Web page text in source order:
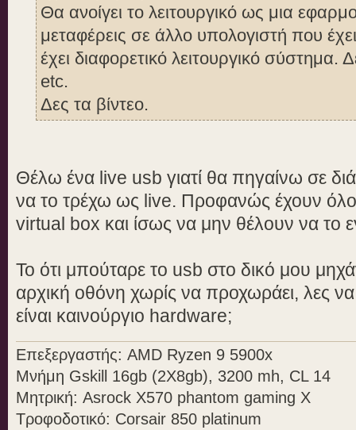
Θα ανοίγει το λειτουργικό ως μια
μεταφέρεις σε άλλο υπολογιστή που
έχει διαφορετικό λειτουργικό σύστημα.
etc.
Δες τα βίντεο.
Θέλω ένα live usb γιατί θα πηγαίνω σε
να το τρέχω ως live. Προφανώς έχουν
virtual box και ίσως να μην θέλουν να το
Το ότι μπούταρε το usb στο δικό μου
αρχική οθόνη χωρίς να προχωράει, λες να
είναι καινούργιο hardware;
Επεξεργαστής: AMD Ryzen 9 5900x
Μνήμη Gskill 16gb (2X8gb), 3200 mh, CL 14
Μητρική: Asrock X570 phantom gaming X
Τροφοδοτικό: Corsair 850 platinum